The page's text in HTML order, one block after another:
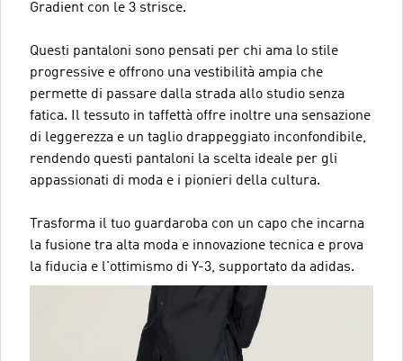
Gradient con le 3 strisce.
Questi pantaloni sono pensati per chi ama lo stile
progressive e offrono una vestibilità ampia che
permette di passare dalla strada allo studio senza
fatica. Il tessuto in taffettà offre inoltre una sensazione
di leggerezza e un taglio drappeggiato inconfondibile,
rendendo questi pantaloni la scelta ideale per gli
appassionati di moda e i pionieri della cultura.
Trasforma il tuo guardaroba con un capo che incarna
la fusione tra alta moda e innovazione tecnica e prova
la fiducia e l'ottimismo di Y-3, supportato da adidas.